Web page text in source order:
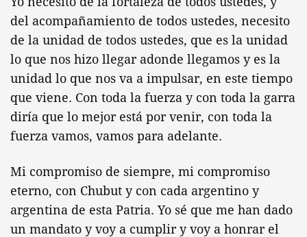
del acompañamiento de todos ustedes, necesito
de la unidad de todos ustedes, que es la unidad
lo que nos hizo llegar adonde llegamos y es la
unidad lo que nos va a impulsar, en este tiempo
que viene. Con toda la fuerza y con toda la garra
diría que lo mejor está por venir, con toda la
fuerza vamos, vamos para adelante.
Mi compromiso de siempre, mi compromiso
eterno, con Chubut y con cada argentino y
argentina de esta Patria. Yo sé que me han dado
un mandato y voy a cumplir y voy a honrar el